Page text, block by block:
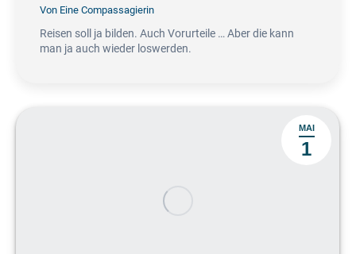
Von Eine Compassagierin
Reisen soll ja bilden. Auch Vorurteile … Aber die kann
man ja auch wieder loswerden.
MAI
1